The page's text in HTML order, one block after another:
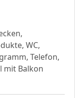
WC,
Telefon,
mit Balkon